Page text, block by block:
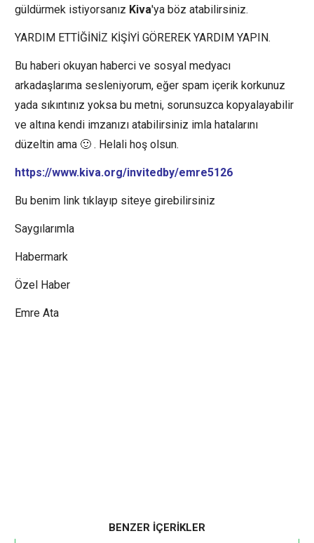
güldürmek istiyorsanız Kiva'ya böz atabilirsiniz.
YARDIM ETTİĞİNİZ KİŞİYİ GÖREREK YARDIM YAPIN.
Bu haberi okuyan haberci ve sosyal medyacı
arkadaşlarıma sesleniyorum, eğer spam içerik korkunuz
yada sıkıntınız yoksa bu metni, sorunsuzca kopyalayabilir
ve altına kendi imzanızı atabilirsiniz imla hatalarını
düzeltin ama 🙂 . Helali hoş olsun.
https://www.kiva.org/invitedby/emre5126
Bu benim link tıklayıp siteye girebilirsiniz
Saygılarımla
Habermark
Özel Haber
Emre Ata
BENZER İÇERİKLER